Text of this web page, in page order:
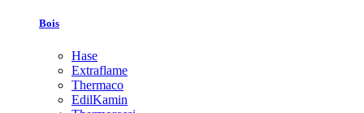
Bois
Hase
Extraflame
Thermaco
EdilKamin